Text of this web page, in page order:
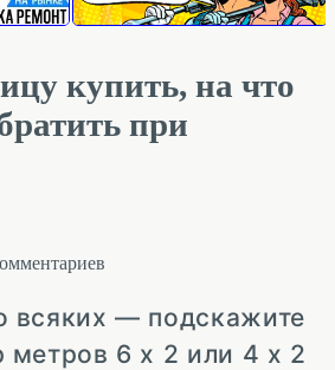
купить, на что
при
всяких — подскажите
метров 6 х 2 или 4 х 2